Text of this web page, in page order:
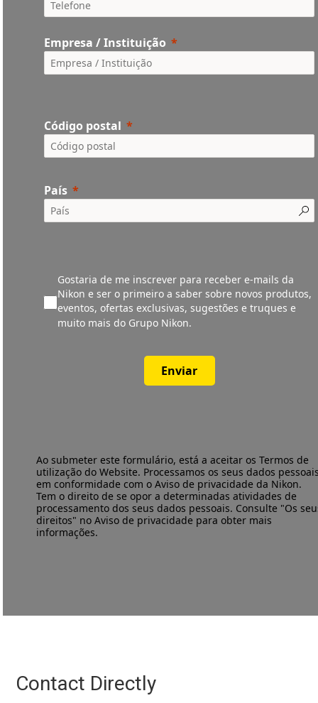
Empresa / Instituição
Código postal
País
Gostaria de me inscrever para receber e-mails da
Nikon e ser o primeiro a saber sobre novos produtos,
eventos, ofertas exclusivas, sugestões e truques e
muito mais do Grupo Nikon.
Enviar
Ao submeter este formulário, está a aceitar osTermos de
utilização do Website. Processamos os seus dados
em conformidade com oAviso de privacidade da Nikon.
Tem o direito de se opor a determinadas atividades de
processamento dos seus dados pessoais. Consulte "Os
direitos" no Aviso de privacidade para obter mais
informações.
Contact Directly